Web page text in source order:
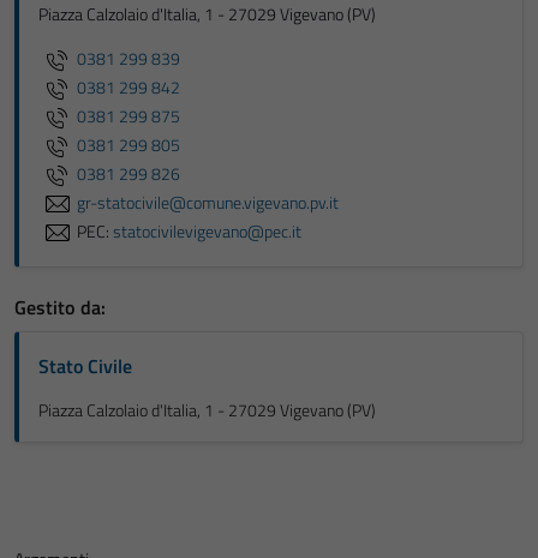
Piazza Calzolaio d'Italia, 1 - 27029 Vigevano (PV)
0381 299 839
0381 299 842
0381 299 875
0381 299 805
0381 299 826
gr-statocivile@comune.vigevano.pv.it
PEC:statocivilevigevano@pec.it
Gestito da:
Stato Civile
Piazza Calzolaio d'Italia, 1 - 27029 Vigevano (PV)